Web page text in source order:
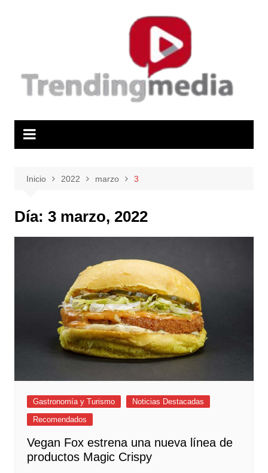
Inicio 2022 marzo 3
Día: 3 marzo, 2022
Gastronomía y Turismo
Noticias Destacadas
Recomendados
Vegan Fox estrena una nueva línea de
productos Magic Crispy